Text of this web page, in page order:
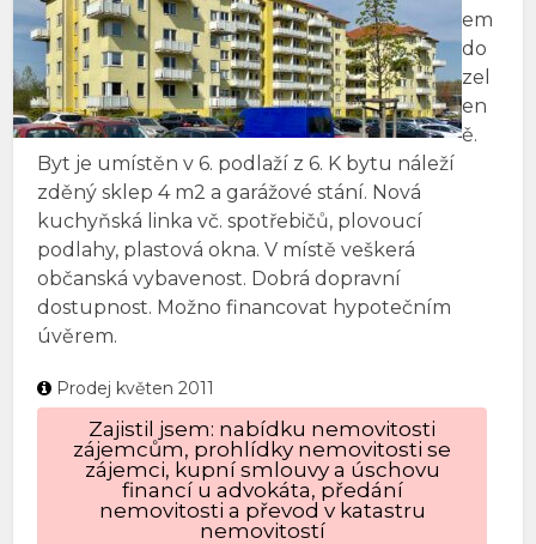
em
do
zel
en
ě.
Byt je umístěn v 6. podlaží z 6. K bytu náleží
zděný sklep 4 m2 a garážové stání. Nová
kuchyňská linka vč. spotřebičů, plovoucí
podlahy, plastová okna. V místě veškerá
občanská vybavenost. Dobrá dopravní
dostupnost. Možno financovat hypotečním
úvěrem.
Prodej květen 2011
Zajistil jsem: nabídku nemovitosti
zájemcům, prohlídky nemovitosti se
zájemci, kupní smlouvy a úschovu
financí u advokáta, předání
nemovitosti a převod v katastru
nemovitostí